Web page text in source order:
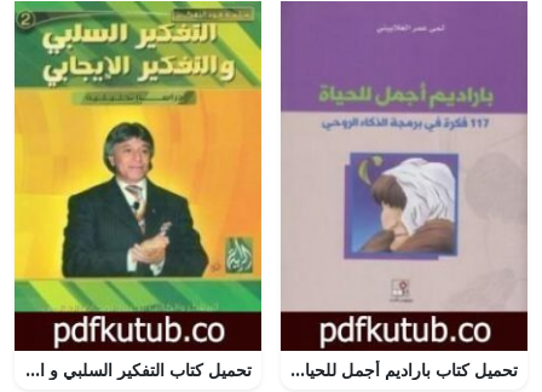
تحميل كتاب باراديم أجمل للحياة – 117 فكرة في برمجة الذكاء الروحي PDF تأليف لمى عمر الغلاييني مجانا [كامل] تحميل كتاب التفكير السلبي و التفكير الايجابي PDF تأليف إبراهيم الفقي مجانا [كامل]